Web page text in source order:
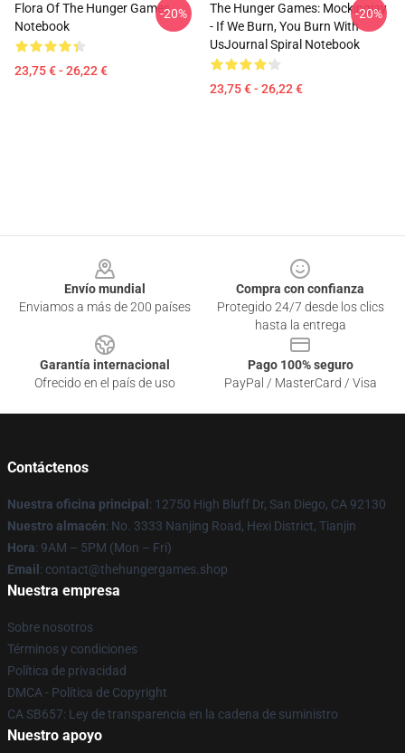
Flora Of The Hunger Games
Notebook
23,75 € - 26,22 €
-20%
The Hunger Games: Mockingjay
- If We Burn, You Burn With
UsJournal Spiral Notebook
23,75 € - 26,22 €
-20%
Envío mundial
Enviamos a más de 200 países
Compra con confianza
Protegido 24/7 desde los clics
hasta la entrega
Garantía internacional
Ofrecido en el país de uso
Pago 100% seguro
PayPal / MasterCard / Visa
Contáctenos
Nuestra oficina principal : 12750 High Bluff Dr, San Diego, CA 92130
Nuestro almacén: No. 3333 Nanjing Road, Hexi District, Tianjin
Hora: 9AM – 5PM (Mon – Fri)
Email : contact@thehungergames.shop
Nuestra empresa
Sobre nosotros
Términos y condiciones
Política de privacidad
DMCA - Política de Copyright
CA SB657: Ley de transparencia en la cadena de suministro
Nuestro apoyo